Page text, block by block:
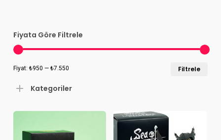
Fiyata Göre Filtrele
Filtrele
Fiyat: ₺950 — ₺7.550
Kategoriler